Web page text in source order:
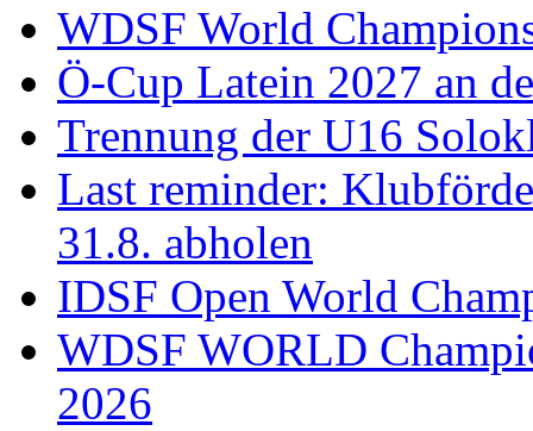
WDSF World
Ö-Cup Latein 2027 an
Trennung der U16
Last reminder:
31.8. abholen
IDSF Open World
WDSF WORLD
2026